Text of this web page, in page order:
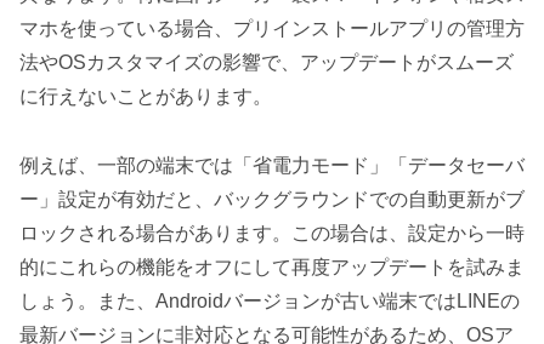
マホを使っている場合、プリインストールアプリの管理方
法やOSカスタマイズの影響で、アップデートがスムーズ
に行えないことがあります。
例えば、一部の端末では「省電力モード」「データセーバ
ー」設定が有効だと、バックグラウンドでの自動更新がブ
ロックされる場合があります。この場合は、設定から一時
的にこれらの機能をオフにして再度アップデートを試みま
しょう。また、Androidバージョンが古い端末ではLINEの
最新バージョンに非対応となる可能性があるため、OSア